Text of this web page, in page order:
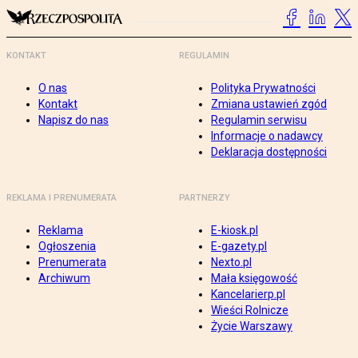
KONTAKT
O nas
Kontakt
Napisz do nas
REGULAMIN
Polityka Prywatności
Zmiana ustawień zgód
Regulamin serwisu
Informacje o nadawcy
Deklaracja dostępności
REKLAMA I PRENUMERATA
Reklama
Ogłoszenia
Prenumerata
Archiwum
PARTNERZY
E-kiosk.pl
E-gazety.pl
Nexto.pl
Mała księgowość
Kancelarierp.pl
Wieści Rolnicze
Życie Warszawy